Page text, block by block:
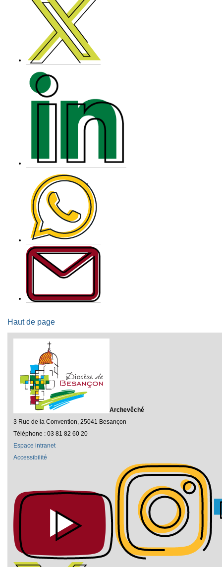
Haut de page
Archevêché
3 Rue de la Convention, 25041 Besançon
Téléphone : 03 81 82 60 20
Espace intranet
Accessibilité